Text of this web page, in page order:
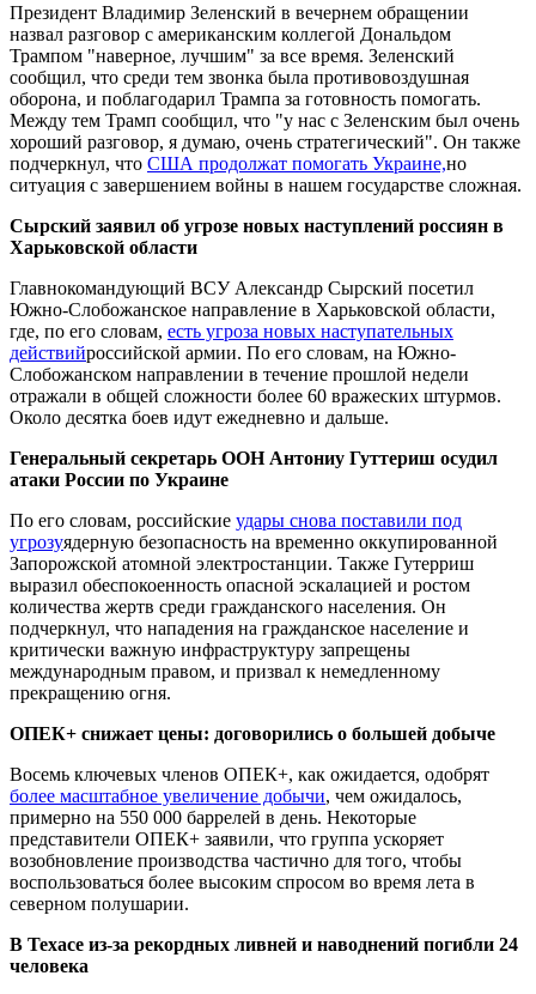
Президент Владимир Зеленский в вечернем обращении
назвал разговор с американским коллегой Дональдом
Трампом "наверное, лучшим" за все время. Зеленский
сообщил, что среди тем звонка была противовоздушная
оборона, и поблагодарил Трампа за готовность помогать.
Между тем Трамп сообщил, что "у нас с Зеленским был очень
хороший разговор, я думаю, очень стратегический". Он также
подчеркнул, что США продолжат помогать Украине,но
ситуация с завершением войны в нашем государстве сложная.
Сырский заявил об угрозе новых наступлений россиян в
Харьковской области
Главнокомандующий ВСУ Александр Сырский посетил
Южно-Слобожанское направление в Харьковской области,
где, по его словам, есть угроза новых наступательных
действийроссийской армии. По его словам, на Южно-
Слобожанском направлении в течение прошлой недели
отражали в общей сложности более 60 вражеских штурмов.
Около десятка боев идут ежедневно и дальше.
Генеральный секретарь ООН Антониу Гуттериш осудил
атаки России по Украине
По его словам, российские удары снова поставили под
угрозуядерную безопасность на временно оккупированной
Запорожской атомной электростанции. Также Гутерриш
выразил обеспокоенность опасной эскалацией и ростом
количества жертв среди гражданского населения. Он
подчеркнул, что нападения на гражданское население и
критически важную инфраструктуру запрещены
международным правом, и призвал к немедленному
прекращению огня.
ОПЕК+ снижает цены: договорились о большей добыче
Восемь ключевых членов ОПЕК+, как ожидается, одобрят
более масштабное увеличение добычи, чем ожидалось,
примерно на 550 000 баррелей в день. Некоторые
представители ОПЕК+ заявили, что группа ускоряет
возобновление производства частично для того, чтобы
воспользоваться более высоким спросом во время лета в
северном полушарии.
В Техасе из-за рекордных ливней и наводнений погибли 24
человека